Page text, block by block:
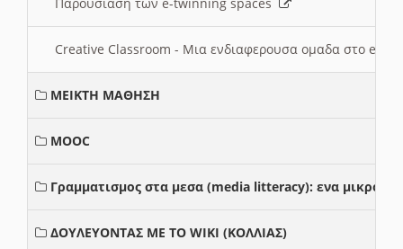
Creative Classroom - Μια ενδιαφερουσα ομαδα στο e-
ΜΕΙΚΤΗ ΜΑΘΗΣΗ
MOOC
Γραμματισμος στα μεσα (media litteracy): ενα μικρο
ΔΟΥΛΕΥΟΝΤΑΣ ΜΕ ΤΟ WIKI (ΚΟΛΛΙΑΣ)